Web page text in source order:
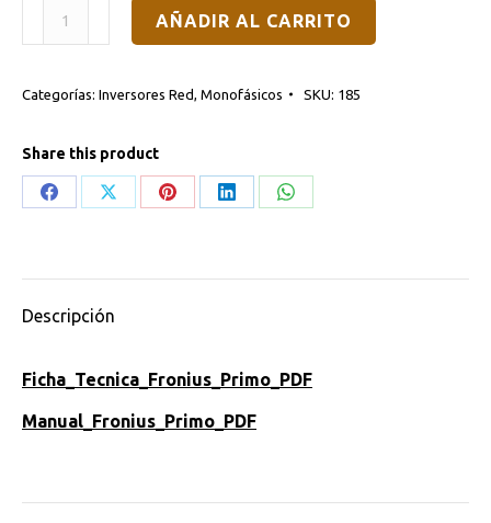
Inversor
de
Fronius
5.0-
AÑADIR AL CARRITO
Categorías: Inversores Red, Monofásicos SKU: 185
Share this product
Share
Share
Share
Share
Share
Descripción
Ficha_Tecnica_Fronius_Primo_PDF
Manual_Fronius_Primo_PDF